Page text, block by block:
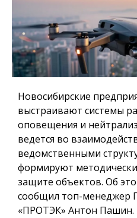
Новосибирские
выстраивают системы
оповещения и
ведется во
ведомственными
формируют
защите объектов. Об
сообщил топ-менеджер
«ПРОТЭК» Антон Пашин.